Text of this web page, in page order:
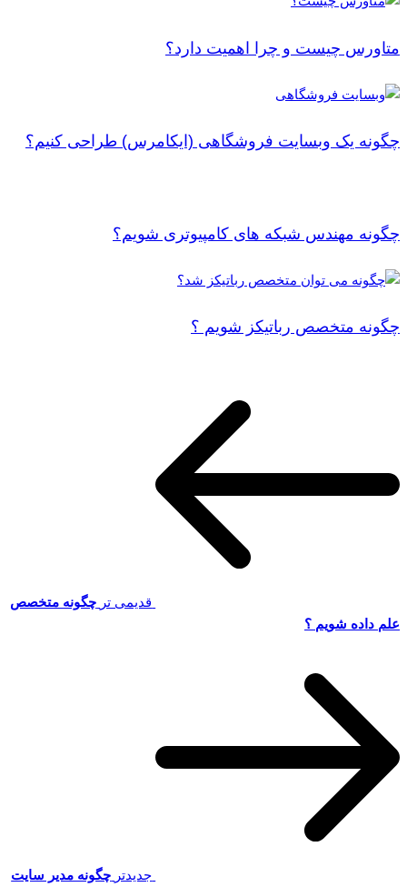
متاورس چیست و چرا اهمیت دارد؟
چگونه یک وبسایت فروشگاهی (ایکامرس) طراحی کنیم؟
چگونه مهندس شبکه های کامپیوتری شویم؟
چگونه متخصص رباتیکز شویم ؟
قدیمی تر چگونه متخصص
علم داده شویم ؟
جدیدتر چگونه مدیر سایت